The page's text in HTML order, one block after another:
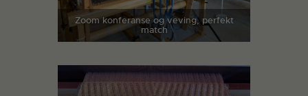
Zoom konferanse og veving, perfekt
match